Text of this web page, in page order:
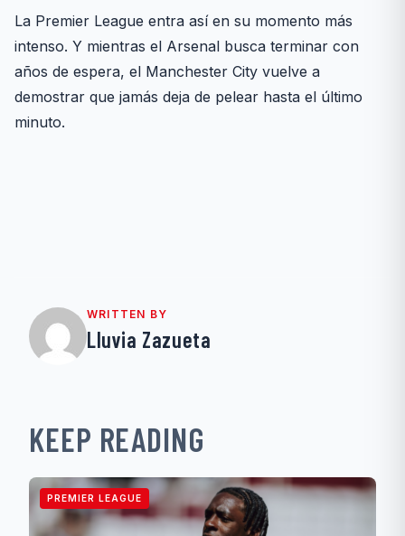
La Premier League entra así en su momento más
intenso. Y mientras el Arsenal busca terminar con
años de espera, el Manchester City vuelve a
demostrar que jamás deja de pelear hasta el último
minuto.
WRITTEN BY
Lluvia Zazueta
KEEP READING
PREMIER LEAGUE